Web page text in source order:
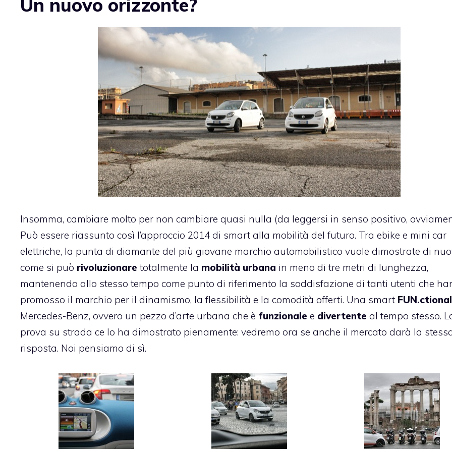
Un nuovo orizzonte?
Insomma, cambiare molto per non cambiare quasi nulla (da leggersi in senso positivo,
Può essere riassunto così l’approccio 2014 di smart alla mobilità del futuro. Tra ebike e mini car
elettriche, la punta di diamante del più giovane marchio automobilistico vuole dimostrate di
come si può rivoluzionare totalmente la mobilità urbana in meno di tre metri di lunghezza,
mantenendo allo stesso tempo come punto di riferimento la soddisfazione di tanti utenti che
promosso il marchio per il dinamismo, la flessibilità e la comodità offerti. Una smart FUN.ctional
Mercedes-Benz, ovvero un pezzo d’arte urbana che è funzionale e divertente al tempo stesso.
prova su strada ce lo ha dimostrato pienamente: vedremo ora se anche il mercato darà la
risposta. Noi pensiamo di sì.